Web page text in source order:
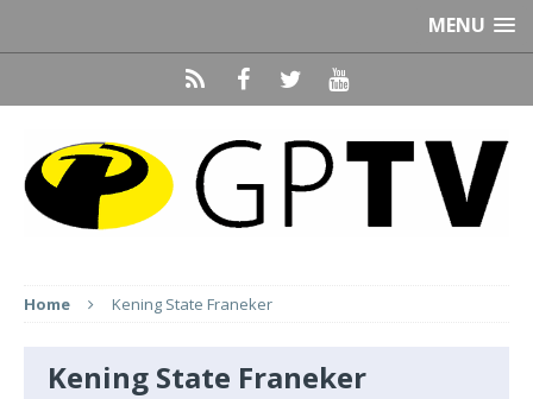
MENU
Home Kening State Franeker
Kening State Franeker